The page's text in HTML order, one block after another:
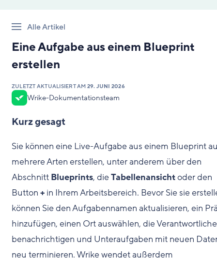
Alle Artikel
Eine Aufgabe aus einem Blueprint
erstellen
ZULETZT AKTUALISIERT AM 29. JUNI 2026
Wrike-Dokumentationsteam
Kurz gesagt
Sie können eine Live-Aufgabe aus einem Blueprint
mehrere Arten erstellen, unter anderem über den
Abschnitt Blueprints, dieTabellenansichtoder den
Button + in Ihrem Arbeitsbereich. Bevor Sie sie
können Sie den Aufgabennamen aktualisieren, ein
hinzufügen, einen Ort auswählen, die
benachrichtigen und Unteraufgaben mit neuen
neu terminieren. Wrike wendet außerdem